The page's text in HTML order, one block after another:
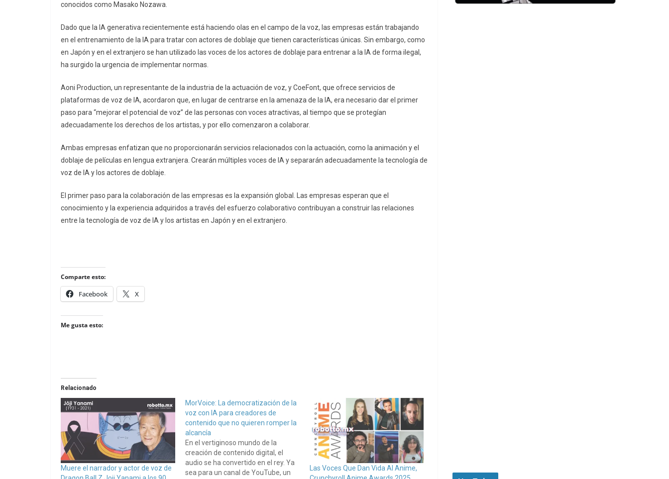
conocidos como Masako Nozawa.
Dado que la IA generativa recientemente está haciendo olas en el campo de la voz, las empresas están trabajando
en el entrenamiento de la IA para tratar con actores de doblaje que tienen características únicas. Sin embargo, como
en Japón y en el extranjero se han utilizado las voces de los actores de doblaje para entrenar a la IA de forma ilegal,
ha surgido la urgencia de implementar normas.
Aoni Production, un representante de la industria de la actuación de voz, y CoeFont, que ofrece servicios de
plataformas de voz de IA, acordaron que, en lugar de centrarse en la amenaza de la IA, era necesario dar el primer
paso para “mejorar el potencial de voz” de las personas con voces atractivas, al tiempo que se protegían
adecuadamente los derechos de los artistas, y por ello comenzaron a colaborar.
Ambas empresas enfatizan que no proporcionarán servicios relacionados con la actuación, como la animación y el
doblaje de películas en lengua extranjera. Crearán múltiples voces de IA y separarán adecuadamente la tecnología de
voz de IA y los actores de doblaje.
El primer paso para la colaboración de las empresas es la expansión global. Las empresas esperan que el
conocimiento y la experiencia adquiridos a través del esfuerzo colaborativo contribuyan a construir las relaciones
entre la tecnología de voz de IA y los artistas en Japón y en el extranjero.
Comparte esto:
Facebook X
Me gusta esto:
Relacionado
Muere el narrador y actor de voz de
MorVoice: La democratización de la
voz con IA para creadores de
contenido que no quieren romper la
alcancía
En el vertiginoso mundo de la
creación de contenido digital, el
audio se ha convertido en el rey. Ya
sea para un canal de YouTube, un
Las Voces Que Dan Vida Al Anime,